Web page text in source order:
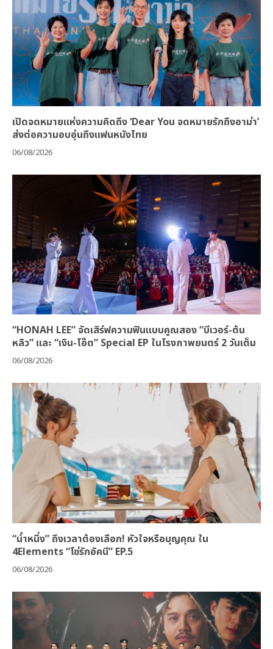
เปิดจดหมายแห่งความคิดถึง ‘Dear You จดหมายรักถึงอาม่า’
ส่งต่อความอบอุ่นถึงแฟนหนังไทย
06/08/2026
“HONAH LEE” จัดเสิร์ฟความฟินแบบคูณสอง “บีเวอร์-ต้น
หลิว” และ “เงิน-โอ๊ต” Special EP ในโรงภาพยนตร์ 2 วันเต็ม
06/08/2026
“น้ำหนึ่ง” ถึงเวลาต้องเลือก! หัวใจหรือบุญคุณ ใน
4Elements “โซ่รักอัคนี” EP.5
06/08/2026